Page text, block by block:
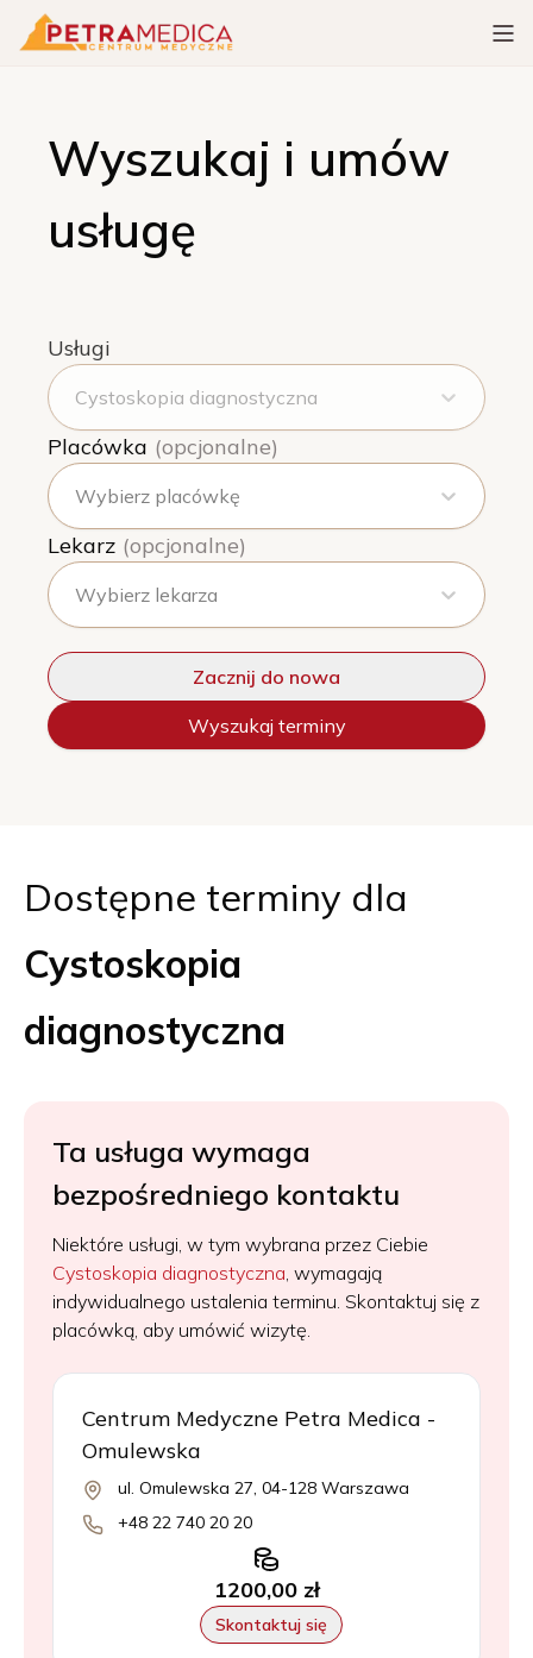
Wyszukaj i umów
usługę
Usługi
Cystoskopia diagnostyczna
Placówka (opcjonalne)
Wybierz placówkę
Lekarz (opcjonalne)
Wybierz lekarza
Zacznij do nowa
Wyszukaj terminy
Dostępne terminy dla
Cystoskopia
diagnostyczna
Ta usługa wymaga
bezpośredniego kontaktu
Niektóre usługi, w tym wybrana przez Ciebie
Cystoskopia diagnostyczna, wymagają
indywidualnego ustalenia terminu. Skontaktuj się z
placówką, aby umówić wizytę.
Centrum Medyczne Petra Medica -
Omulewska
ul. Omulewska 27, 04-128 Warszawa
+48 22 740 20 20
1200,00 zł
Skontaktuj się